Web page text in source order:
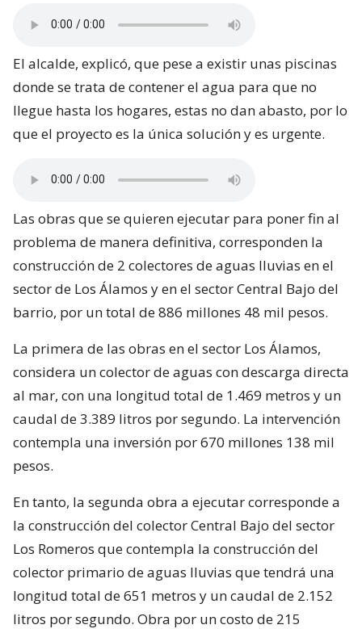
El alcalde, explicó, que pese a existir unas piscinas
donde se trata de contener el agua para que no
llegue hasta los hogares, estas no dan abasto, por lo
que el proyecto es la única solución y es urgente.
Las obras que se quieren ejecutar para poner fin al
problema de manera definitiva, corresponden la
construcción de 2 colectores de aguas lluvias en el
sector de Los Álamos y en el sector Central Bajo del
barrio, por un total de 886 millones 48 mil pesos.
La primera de las obras en el sector Los Álamos,
considera un colector de aguas con descarga directa
al mar, con una longitud total de 1.469 metros y un
caudal de 3.389 litros por segundo. La intervención
contempla una inversión por 670 millones 138 mil
pesos.
En tanto, la segunda obra a ejecutar corresponde a
la construcción del colector Central Bajo del sector
Los Romeros que contempla la construcción del
colector primario de aguas lluvias que tendrá una
longitud total de 651 metros y un caudal de 2.152
litros por segundo. Obra por un costo de 215